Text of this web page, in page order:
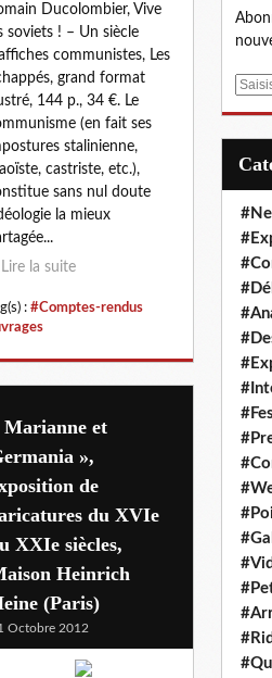
Ducolombier, Vive
soviets ! – Un siècle
communistes, Les
grand format
144 p., 34 €. Le
(en fait ses
stalinienne,
castriste, etc.),
sans nul doute
la mieux
Lire la suite
: #Comptes-rendus
Marianne et
»,
de
du XVIe
XXIe siècles,
Heinrich
(Paris)
Octobre 2012
E